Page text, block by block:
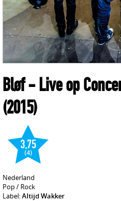
Bløf- Live op
(2015)
3,75
(4)
Nederland
Pop / Rock
Label:Altijd Wakker